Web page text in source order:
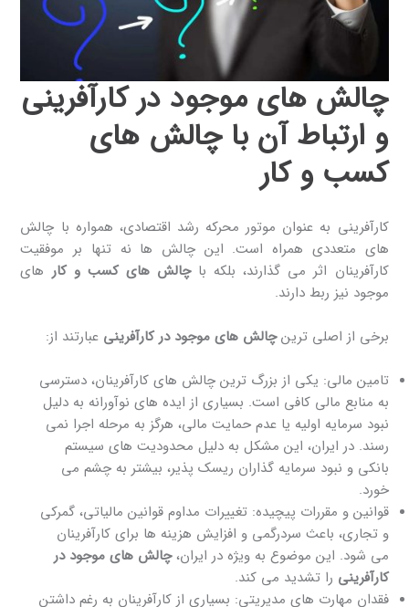
چالش ‌های موجود در کارآفرینی
و ارتباط آن با چالش ‌های
کسب ‌و کار
کارآفرینی به عنوان موتور محرکه رشد اقتصادی، همواره با چالش
‌های متعددی همراه است. این چالش ‌ها نه تنها بر موفقیت
کارآفرینان اثر می ‌گذارند، بلکه باچالش های کسب و کارهای
موجود نیز ربط دارند.
برخی از اصلی ‌ترینچالش ‌های موجود در کارآفرینی عبارتند از:
تامین مالی: یکی از بزرگ ‌ترین چالش ‌های کارآفرینان، دسترسی
به منابع مالی کافی است. بسیاری از ایده ‌های نوآورانه به دلیل
نبود سرمایه اولیه یا عدم حمایت مالی، هرگز به مرحله اجرا نمی
‌رسند. در ایران، این مشکل به دلیل محدودیت ‌های سیستم
بانکی و نبود سرمایه‌ گذاران ریسک ‌پذیر، بیشتر به چشم می
‌خورد.
قوانین و مقررات پیچیده: تغییرات مداوم قوانین مالیاتی، گمرکی
و تجاری، باعث سردرگمی و افزایش هزینه ‌ها برای کارآفرینان
می ‌شود. این موضوع به ویژه در ایران،چالش‌ های موجود در
کارآفرینی را تشدید می ‌کند.
فقدان مهارت ‌های مدیریتی: بسیاری از کارآفرینان به ‌رغم داشتن